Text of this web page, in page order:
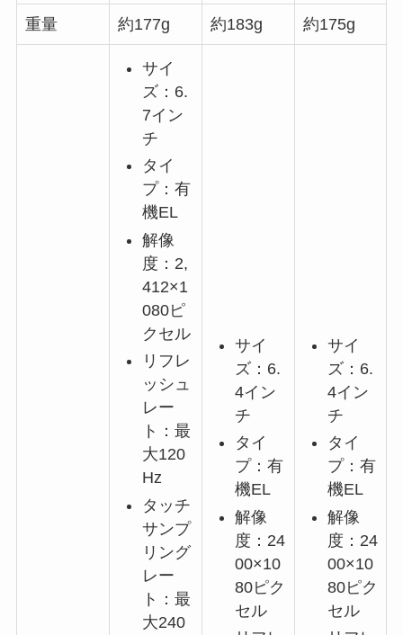
重量 約177g 約183g 約175g
サイ
ズ：6.
7イン
チ
タイ
プ：有
機EL
解像
度：2,
412×1
080ピ
クセル
リフレ
ッシュ
レー
ト：最
大120
Hz
タッチ
サンプ
リング
レー
ト：最
大240
サイ
ズ：6.
4イン
チ
タイ
プ：有
機EL
解像
度：24
00×10
80ピク
セル
サイ
ズ：6.
4イン
チ
タイ
プ：有
機EL
解像
度：24
00×10
80ピク
セル